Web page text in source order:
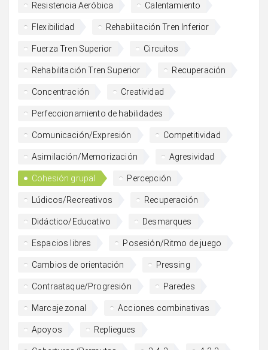
Resistencia Aeróbica Calentamiento
Flexibilidad Rehabilitación Tren Inferior
Fuerza Tren Superior Circuitos
Rehabilitación Tren Superior Recuperación
Concentración Creatividad
Perfeccionamiento de habilidades
Comunicación/Expresión Competitividad
Asimilación/Memorización Agresividad
Cohesión grupal Percepción
Lúdicos/Recreativos Recuperación
Didáctico/Educativo Desmarques
Espacios libres Posesión/Ritmo de juego
Cambios de orientación Pressing
Contraataque/Progresión Paredes
Marcaje zonal Acciones combinativas
Apoyos Repliegues